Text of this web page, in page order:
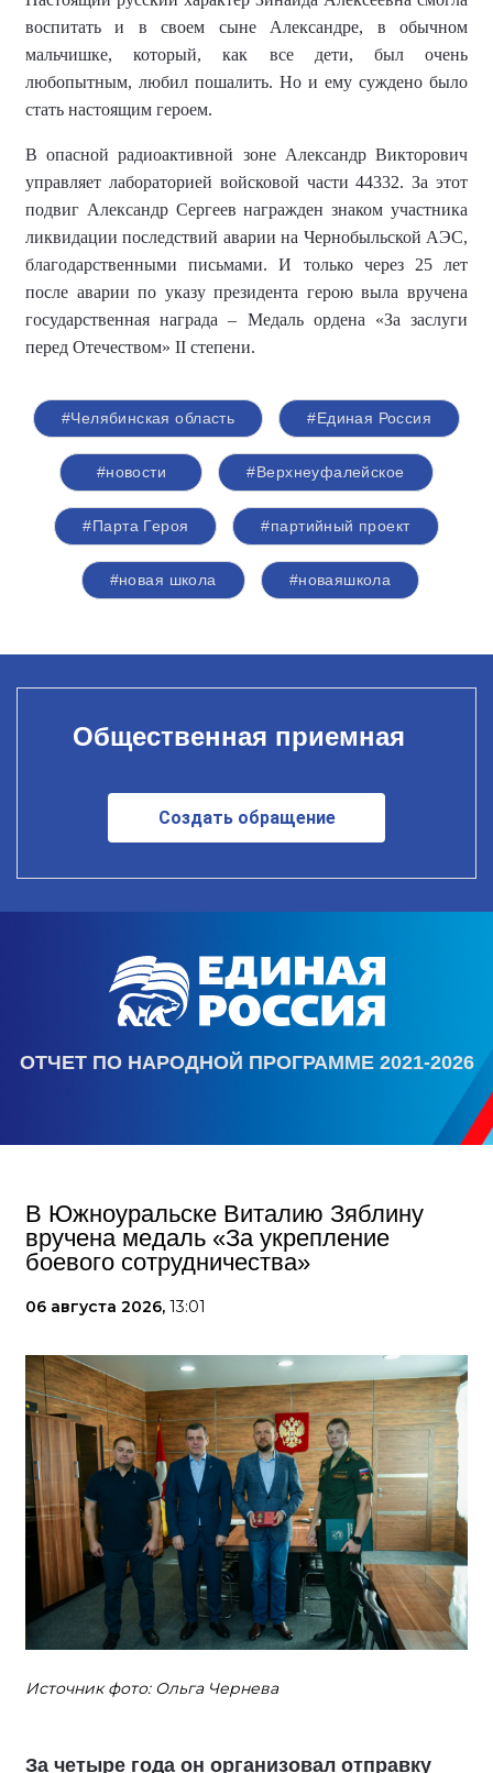
воспитать и в своем сыне Александре, в обычном
мальчишке, который, как все дети, был очень
любопытным, любил пошалить. Но и ему суждено было
стать настоящим героем.
В опасной радиоактивной зоне Александр Викторович
управляет лабораторией войсковой части 44332. За этот
подвиг Александр Сергеев награжден знаком участника
ликвидации последствий аварии на Чернобыльской АЭС,
благодарственными письмами. И только через 25 лет
после аварии по указу президента герою выла вручена
государственная награда – Медаль ордена «За заслуги
перед Отечеством» II степени.
#Челябинская область #Единая Россия
#новости #Верхнеуфалейское
#Парта Героя #партийный проект
#новая школа #новаяшкола
Общественная приемная
Создать обращение
ОТЧЕТ ПО НАРОДНОЙ ПРОГРАММЕ 2021-2026
В Южноуральске Виталию Зяблину
вручена медаль «За укрепление
боевого сотрудничества»
06 августа 2026, 13:01
Источник фото: Ольга Чернева
За четыре года он организовал отправку